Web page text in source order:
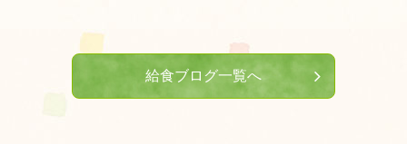
給食ブログ一覧へ